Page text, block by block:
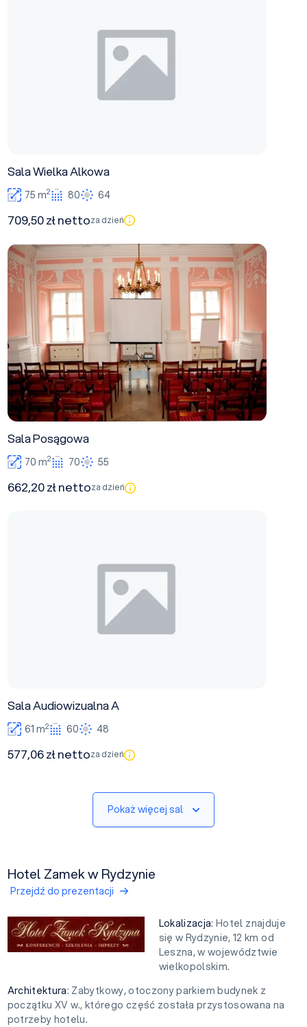
Sala Wielka Alkowa
75 m2 80 64
709,50 zł nettoza dzień
Sala Posągowa
Sala Posągowa
70 m2 70 55
662,20 zł nettoza dzień
Sala Audiowizualna A
61 m2 60 48
577,06 zł nettoza dzień
Pokaż więcej sal
Hotel Zamek w Rydzynie
Przejdź do prezentacji
Lokalizacja: Hotel znajduje
się w Rydzynie, 12 km od
Leszna, w województwie
wielkopolskim.
Architektura: Zabytkowy, otoczony parkiem budynek z
początku XV w., którego część została przystosowana na
potrzeby hotelu.